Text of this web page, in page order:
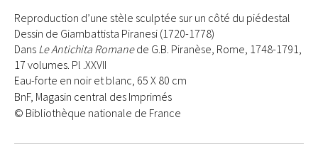
Reproduction d’une stèle sculptée sur un côté du piédestal
Dessin de Giambattista Piranesi (1720-1778)
Dans Le Antichita Romanede G.B. Piranèse, Rome, 1748-1791,
17 volumes. Pl .XXVII
Eau-forte en noir et blanc, 65 X 80 cm
BnF, Magasin central des Imprimés
© Bibliothèque nationale de France